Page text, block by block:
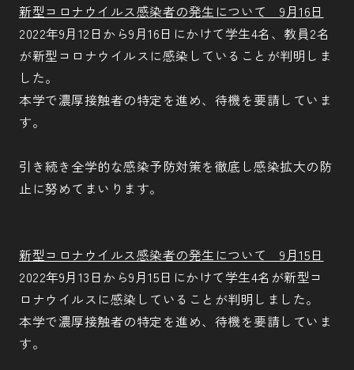
新型コロナウイルス感染者の発生について 9月16日
2022年9月12日から9月16日にかけて学生4名、教員2名
が新型コロナウイルスに感染していることが判明しま
した。
本学で濃厚接触者の特定を進め、待機を要請していま
す。
引き続き全学的な感染予防対策を徹底し感染拡大の防
止に努めてまいります。
新型コロナウイルス感染者の発生について 9月15日
2022年9月13日から9月15日にかけて学生4名が新型コ
ロナウイルスに感染していることが判明しました。
本学で濃厚接触者の特定を進め、待機を要請していま
す。